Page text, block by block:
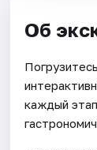
Об
каждый